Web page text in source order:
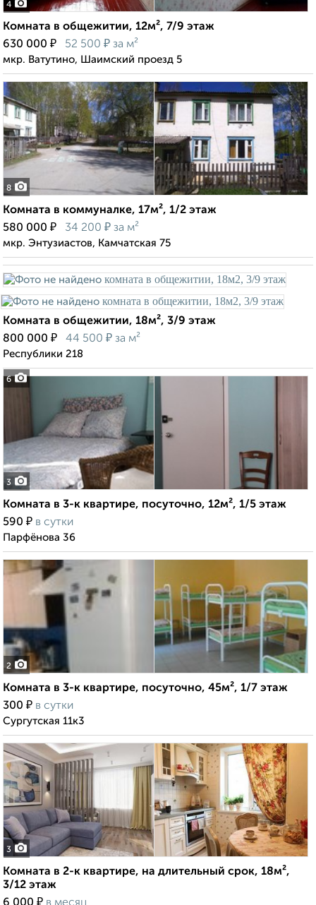
4
Комната в общежитии, 12м², 7/9 этаж
630 000 ₽ 52 500 ₽ за м²
мкр. Ватутино, Шаимский проезд 5
8
Комната в коммуналке, 17м², 1/2 этаж
580 000 ₽ 34 200 ₽ за м²
мкр. Энтузиастов, Камчатская 75
6
Комната в общежитии, 18м², 3/9 этаж
800 000 ₽ 44 500 ₽ за м²
Республики 218
3
Комната в 3-к квартире, посуточно, 12м², 1/5 этаж
590 ₽ в сутки
Парфёнова 36
2
Комната в 3-к квартире, посуточно, 45м², 1/7 этаж
300 ₽ в сутки
Сургутская 11к3
3
Комната в 2-к квартире, на длительный срок, 18м²,
3/12 этаж
₽